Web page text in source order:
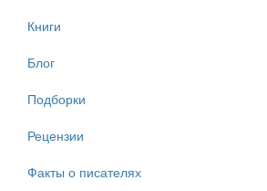
Книги
Блог
Подборки
Рецензии
Факты о писателях